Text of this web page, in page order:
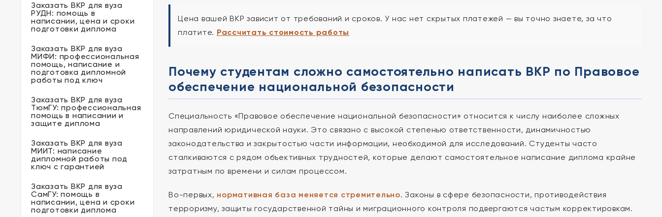
Заказать ВКР для вуза
РУДН: помощь в
написании, цена и сроки
подготовки диплома
Заказать ВКР для вуза
МИФИ: профессиональная
помощь, написание и
подготовка дипломной
работы под ключ
Заказать ВКР для вуза
ТюмГУ: профессиональная
помощь в написании и
защите диплома
Заказать ВКР для вуза
МИИТ: написание
дипломной работы под
ключ с гарантией
Заказать ВКР для вуза
СамГУ: помощь в
написании, цена и сроки
подготовки диплома
Цена вашей ВКР зависит от требований и сроков. У нас нет скрытых платежей — вы точно знаете, за что
платите. Рассчитать стоимость работы
Почему студентам сложно самостоятельно написать ВКР по Правовое
обеспечение национальной безопасности
Специальность «Правовое обеспечение национальной безопасности» относится к числу наиболее сложных
направлений юридической науки. Это связано с высокой степенью ответственности, динамичностью
законодательства и закрытостью части информации, необходимой для исследований. Студенты часто
сталкиваются с рядом объективных трудностей, которые делают самостоятельное написание диплома крайне
затратным по времени и силам процессом.
Во-первых, нормативная база меняется стремительно. Законы в сфере безопасности, противодействия
терроризму, защиты государственной тайны и миграционного контроля подвергаются частым корректировкам.